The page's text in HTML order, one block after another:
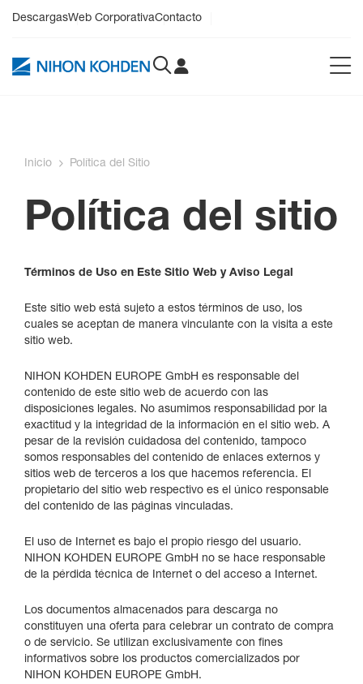
DescargasWeb CorporativaContacto
Inicio Política del Sitio
Política del sitio
Términos de Uso en Este Sitio Web y Aviso Legal
Este sitio web está sujeto a estos términos de uso, los
cuales se aceptan de manera vinculante con la visita a este
sitio web.
NIHON KOHDEN EUROPE GmbH es responsable del
contenido de este sitio web de acuerdo con las
disposiciones legales. No asumimos responsabilidad por la
exactitud y la integridad de la información en el sitio web. A
pesar de la revisión cuidadosa del contenido, tampoco
somos responsables del contenido de enlaces externos y
sitios web de terceros a los que hacemos referencia. El
propietario del sitio web respectivo es el único responsable
del contenido de las páginas vinculadas.
El uso de Internet es bajo el propio riesgo del usuario.
NIHON KOHDEN EUROPE GmbH no se hace responsable
de la pérdida técnica de Internet o del acceso a Internet.
Los documentos almacenados para descarga no
constituyen una oferta para celebrar un contrato de compra
o de servicio. Se utilizan exclusivamente con fines
informativos sobre los productos comercializados por
NIHON KOHDEN EUROPE GmbH.